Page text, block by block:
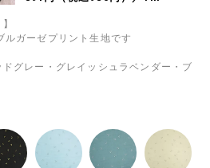
ルガーゼプリント生地です
グレー・グレイッシュラベンダー・ブ